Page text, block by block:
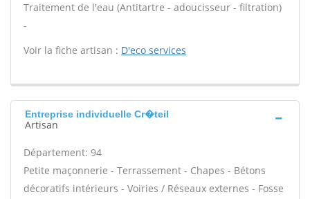
Traitement de l'eau (Antitartre - adoucisseur - filtration)
-
Voir la fiche artisan : D'eco services
Entreprise individuelle Cr�teil
Artisan
Département: 94
Petite maçonnerie - Terrassement - Chapes - Bétons
décoratifs intérieurs - Voiries / Réseaux externes - Fosse